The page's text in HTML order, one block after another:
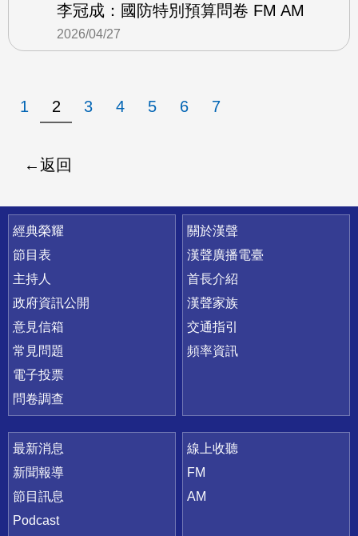
李冠成：國防特別預算問卷 FM AM
2026/04/27
1 2 3 4 5 6 7
返回
快速連結
經典榮耀
節目表
主持人
政府資訊公開
意見信箱
常見問題
電子投票
問卷調查
關於漢聲
漢聲廣播電臺
首長介紹
漢聲家族
交通指引
頻率資訊
最新消息
新聞報導
節目訊息
Podcast
線上收聽
FM
AM